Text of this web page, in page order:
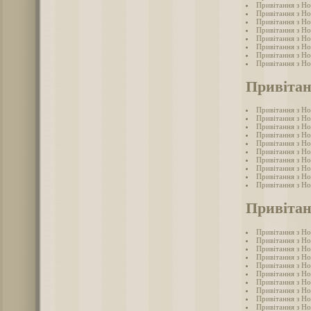
Привітання з
Привітання з
Привітання з
Привітання з
Привітання з
Привітання з
Привітання з
Привітання з
Привітання з
Привітання з
Привітання з
Привітання з
Привітання з
Привітання з
Привітання з
Привітання з
Привітання з
Привітання з
Привітання з
Привітання з
Привітання з
Привітання з
Привітання з
Привітання з
Привітання з
Привітання з
Привітання з
Привітання з